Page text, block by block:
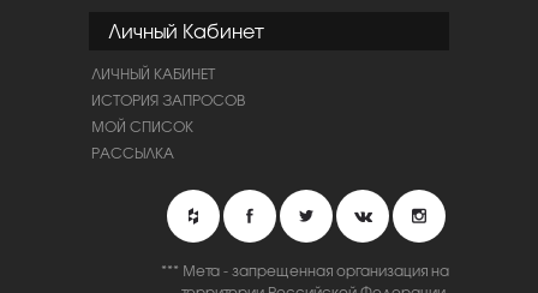
Личный Кабинет
ЛИЧНЫЙ КАБИНЕТ
ИСТОРИЯ ЗАПРОСОВ
МОЙ СПИСОК
РАССЫЛКА
*** Мета - запрещенная организация на